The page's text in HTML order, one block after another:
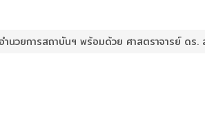
วยการสถาบันฯ พร้อมด้วย ศาสตราจารย์ ดร